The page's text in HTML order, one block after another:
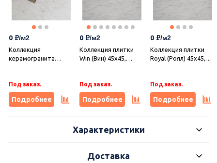
0
Коллекция
керамогранита
Под заказ.
Подробнее
0
Коллекция плитки
Win (Вин) 45х45,
Под заказ.
Подробнее
0
Коллекция плитки
Royal (Роял) 45х45,
Под заказ.
Подробнее
Характеристики
Доставка